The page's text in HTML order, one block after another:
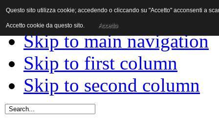
Skip to content
Skip to main navigation
Skip to first column
Skip to second column
Questo sito utilizza cookie; accedendo o cliccando su "Accetto" acconsenti a
Accetto cookie da questo sito. Accetto